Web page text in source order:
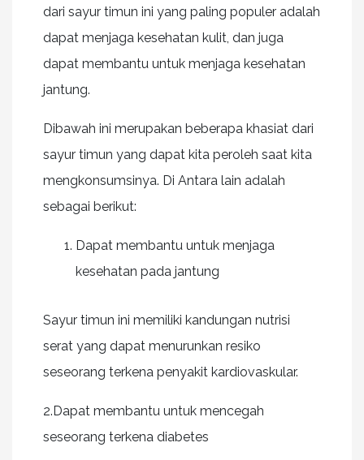
dari sayur timun ini yang paling populer adalah
dapat menjaga kesehatan kulit, dan juga
dapat membantu untuk menjaga kesehatan
jantung.
Dibawah ini merupakan beberapa khasiat dari
sayur timun yang dapat kita peroleh saat kita
mengkonsumsinya. Di Antara lain adalah
sebagai berikut:
Dapat membantu untuk menjaga
kesehatan pada jantung
Sayur timun ini memiliki kandungan nutrisi
serat yang dapat menurunkan resiko
seseorang terkena penyakit kardiovaskular.
2.Dapat membantu untuk mencegah
seseorang terkena diabetes